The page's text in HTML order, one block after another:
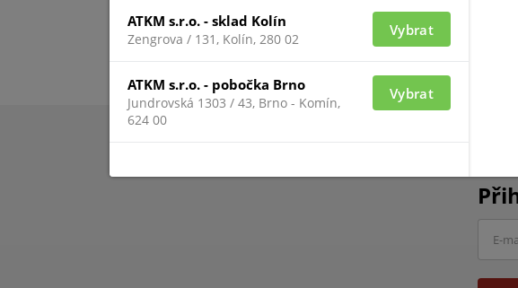
ATKM s.r.o. - sklad Kolín
Zengrova / 131, Kolín, 280 02
Vybrat
ATKM s.r.o. - pobočka Brno
Jundrovská 1303 / 43, Brno - Komín,
624 00
Vybrat